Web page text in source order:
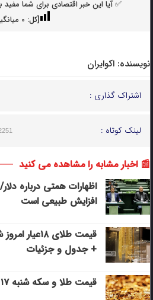
✅ آیا این خبر اقتصادی برای شما مفید
[کل: 0
نویسنده: اکوایران
اشتراک گذاری :
لینک کوتاه :
📰 اخبار مشابه را مشاهده می کنید
افزایش طبیعی است
+ جدول و جزئیات
قیمت طلا و سکه شنبه ۱۷ مرداد/ قیمت‌ها افزایشی